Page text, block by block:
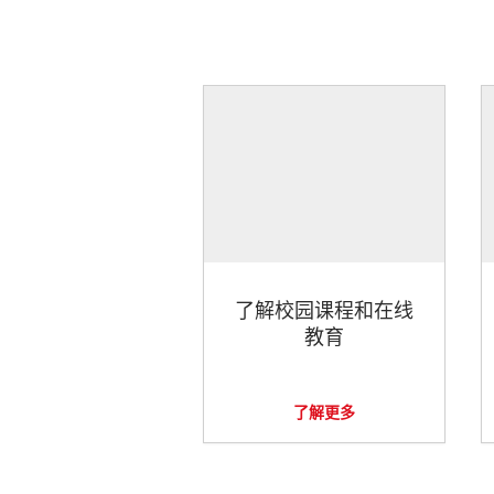
了解校园课程和在线
教育
了解更多